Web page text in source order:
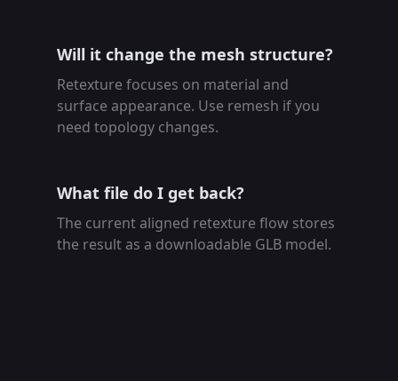
Will it change the mesh structure?
Retexture focuses on material and
surface appearance. Use remesh if you
need topology changes.
What file do I get back?
The current aligned retexture flow stores
the result as a downloadable GLB model.